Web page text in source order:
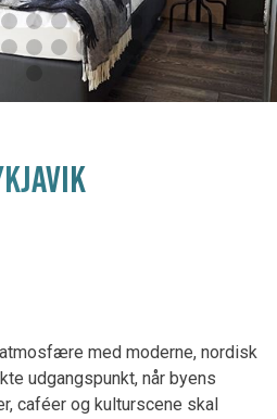
med moderne, nordisk
udgangspunkt, når byens
caféer og kulturscene skal